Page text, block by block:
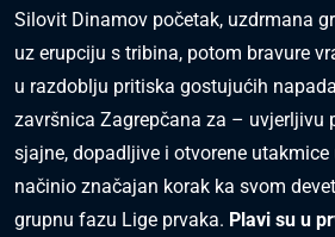
Silovit Dinamov početak, uzdrmana
uz erupciju s tribina, potom bravure
u razdoblju pritiska gostujućih
završnica Zagrepčana za – uvjerljivu
sjajne, dopadljive i otvorene
načinio značajan korak ka svom
grupnu fazu Lige prvaka. Plavi su u